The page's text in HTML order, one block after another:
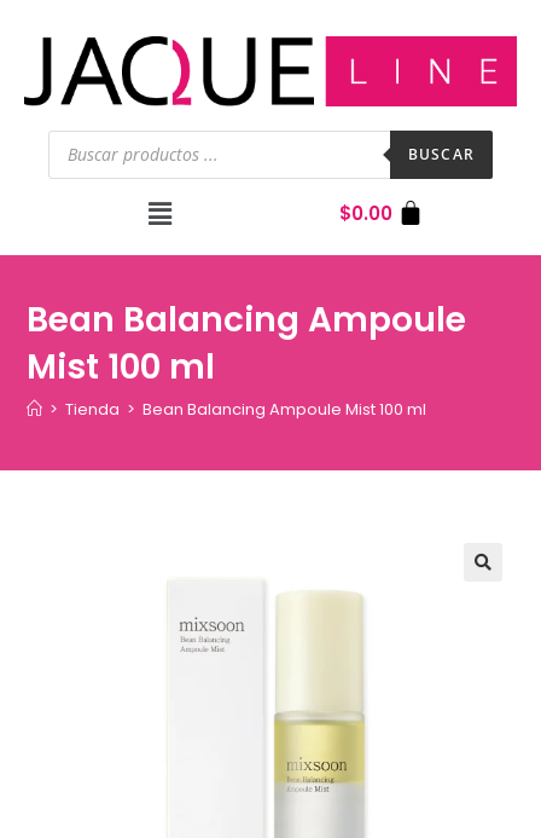
BUSCAR
$0.00
Bean Balancing Ampoule
Mist 100 ml
> Tienda > Bean Balancing Ampoule Mist 100 ml